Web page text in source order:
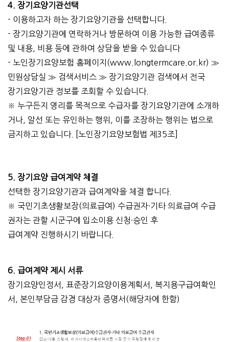
4. 장기요양기관선택
- 이용하고자 하는 장기요양기관을 선택합니다.
- 장기요양기관에 연락하거나 방문하여 이용 가능한 급여종류
및 내용, 비용 등에 관하여 상담을 받을 수 있습니다
- 노인장기요양보험 홈페이지(www.longtermcare.or.kr) ≫
민원상담실 ≫ 검색서비스 ≫ 장기요양기관 검색에서 전국
장기요양기관 정보를 조회할 수 있습니다.
※ 누구든지 영리를 목적으로 수급자를 장기요양기관에 소개하
거나, 알선 또는 유인하는 행위, 이를 조장하는 행위는 법으로
금지하고 있습니다. [노인장기요양보험법 제35조]
5. 장기요양 급여계약 체결
선택한 장기요양기관과 급여계약을 체결 합니다.
※ 국민기초생활보장(의료급여) 수급권자·기타 의료급여 수급
권자는 관할 시군구에 입소이용 신청·승인 후
급여계약 진행하시기 바랍니다.
6. 급여계약 제시 서류
장기요양인정서, 표준장기요양이용계획서, 복지용구급여확인
서, 본인부담금 감경 대상자 증명서(해당자에 한함)